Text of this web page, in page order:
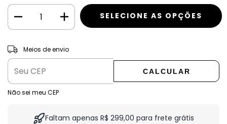
Entregas para o CEP:
Meios de envio
CALCULAR
Não sei meu CEP
Faltam apenas R$ 299,00 para frete grátis